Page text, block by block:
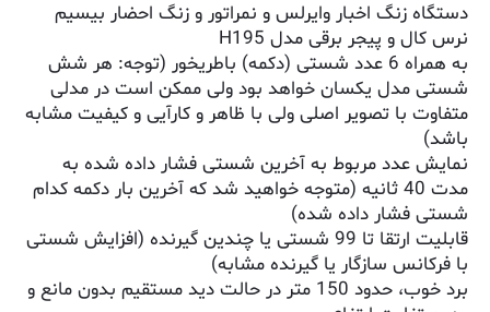
دستگاه زنگ اخبار وایرلس و نمراتور و زنگ احضار بیسیم
نرس کال و پیجر برقی مدل H195
به همراه 6 عدد شستی (دکمه) باطریخور (توجه: هر شش
شستی مدل یکسان خواهد بود ولی ممکن است در مدلی
متفاوت با تصویر اصلی ولی با ظاهر و کارآیی و کیفیت مشابه
باشد)
نمایش عدد مربوط به آخرین شستی فشار داده شده به
مدت 40 ثانیه (متوجه خواهید شد که آخرین بار دکمه کدام
شستی فشار داده شده)
قابلیت ارتقا تا 99 شستی یا چندین گیرنده (افزایش شستی
با فرکانس سازگار یا گیرنده مشابه)
برد خوب، حدود 150 متر در حالت دید مستقیم بدون مانع و